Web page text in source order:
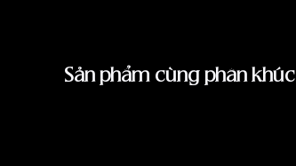
Sản phẩm cùng phân khúc